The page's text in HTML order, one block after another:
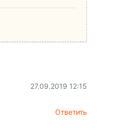
27.09.2019 12:15
Ответить